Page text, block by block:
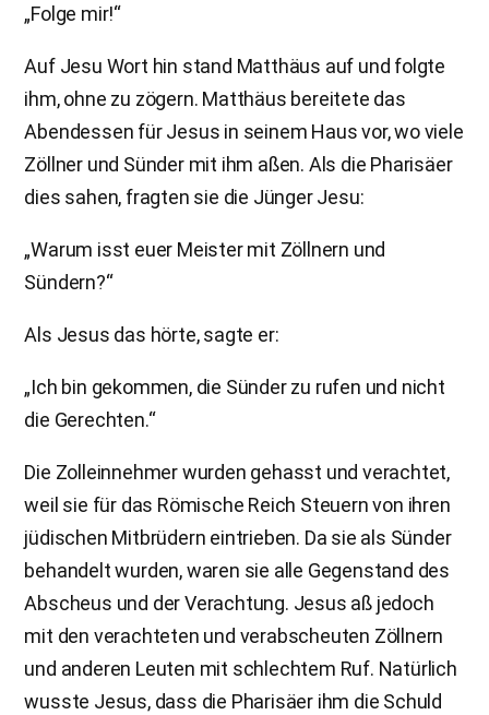
„Folge mir!“
Auf Jesu Wort hin stand Matthäus auf und folgte
ihm, ohne zu zögern. Matthäus bereitete das
Abendessen für Jesus in seinem Haus vor, wo viele
Zöllner und Sünder mit ihm aßen. Als die Pharisäer
dies sahen, fragten sie die Jünger Jesu:
„Warum isst euer Meister mit Zöllnern und
Sündern?“
Als Jesus das hörte, sagte er:
„Ich bin gekommen, die Sünder zu rufen und nicht
die Gerechten.“
Die Zolleinnehmer wurden gehasst und verachtet,
weil sie für das Römische Reich Steuern von ihren
jüdischen Mitbrüdern eintrieben. Da sie als Sünder
behandelt wurden, waren sie alle Gegenstand des
Abscheus und der Verachtung. Jesus aß jedoch
mit den verachteten und verabscheuten Zöllnern
und anderen Leuten mit schlechtem Ruf. Natürlich
wusste Jesus, dass die Pharisäer ihm die Schuld